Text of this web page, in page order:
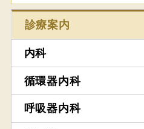
診療案内
内科
循環器内科
呼吸器内科